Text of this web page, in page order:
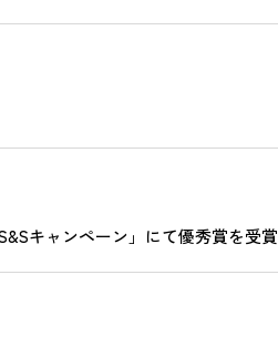
キャンペーン」にて優秀賞を受賞